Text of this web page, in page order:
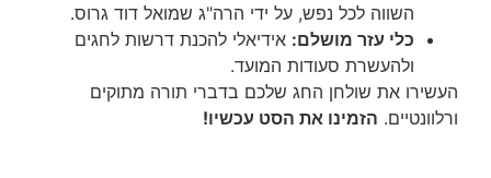
השווה לכל נפש, על ידי הרה"ג שמואל דוד גרוס.
כלי עזר מושלם:אידיאלי להכנת דרשות לחגים
ולהעשרת סעודות המועד.
העשירו את שולחן החג שלכם בדברי תורה מתוקים
ורלוונטיים. הזמינו את הסט עכשיו!